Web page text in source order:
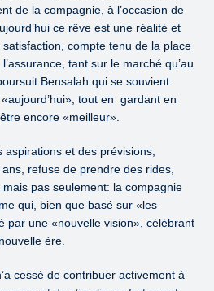
de la compagnie, à l’occasion de
ce rêve est une réalité et
compte tenu de la place
tant sur le marché qu’au
Bensalah qui se souvient
«aujourd’hui», tout en gardant en
encore «meilleur».
aspirations et des prévisions,
refuse de prendre des rides,
mais pas seulement: la compagnie
qui, bien que basé sur «les
par une «nouvelle vision», célébrant
ère.
cessé de contribuer activement à